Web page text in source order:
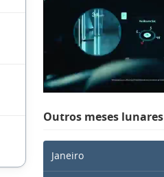
Outros meses lunares
Janeiro